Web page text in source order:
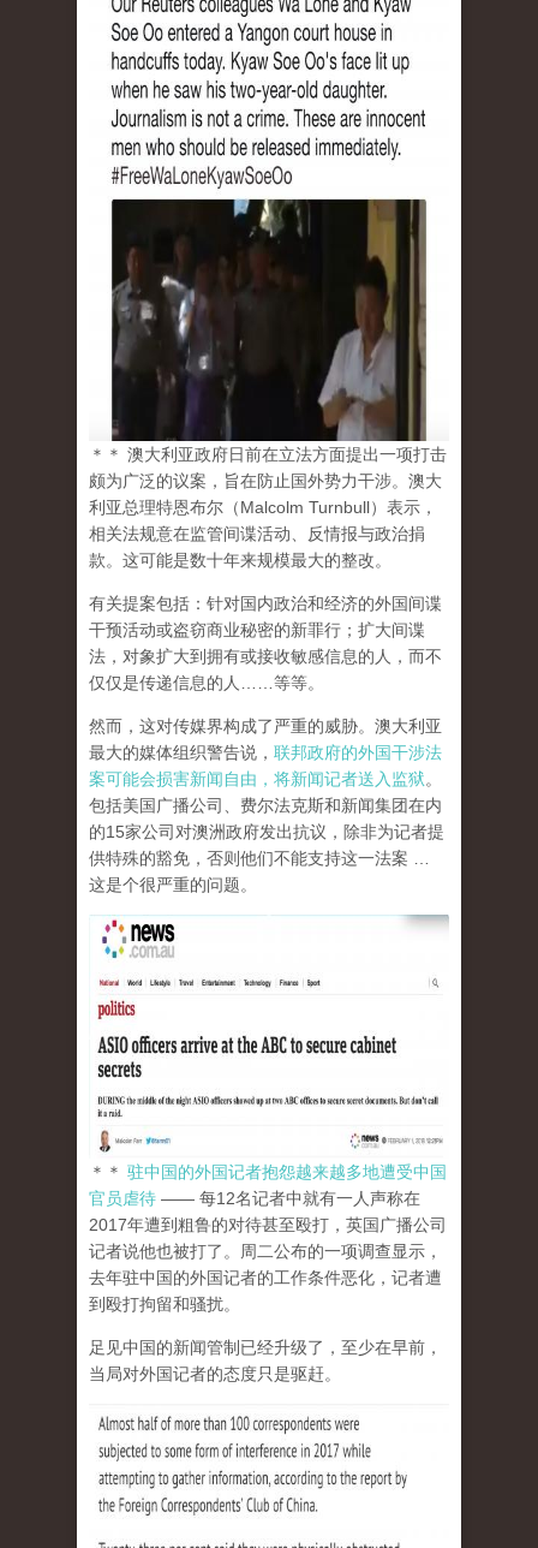
＊＊ 澳大利亚政府日前在立法方面提出一项打击
颇为广泛的议案，旨在防止国外势力干涉。澳大
利亚总理特恩布尔（Malcolm Turnbull）表示，
相关法规意在监管间谍活动、反情报与政治捐
款。这可能是数十年来规模最大的整改。
有关提案包括：针对国内政治和经济的外国间谍
干预活动或盗窃商业秘密的新罪行；扩大间谍
法，对象扩大到拥有或接收敏感信息的人，而不
仅仅是传递信息的人……等等。
然而，这对传媒界构成了严重的威胁。澳大利亚
最大的媒体组织警告说， 联邦政府的外国干涉法
案可能会损害新闻自由，将新闻记者送入监狱。
包括美国广播公司、费尔法克斯和新闻集团在内
的15家公司对澳洲政府发出抗议，除非为记者提
供特殊的豁免，否则他们不能支持这一法案 …
这是个很严重的问题。
＊＊ 驻中国的外国记者抱怨越来越多地遭受中国
官员虐待 —— 每12名记者中就有一人声称在
2017年遭到粗鲁的对待甚至殴打，英国广播公司
记者说他也被打了。周二公布的一项调查显示，
去年驻中国的外国记者的工作条件恶化，记者遭
到殴打拘留和骚扰。
足见中国的新闻管制已经升级了，至少在早前，
当局对外国记者的态度只是驱赶。